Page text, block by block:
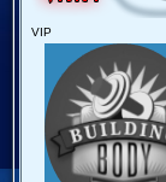
VIP